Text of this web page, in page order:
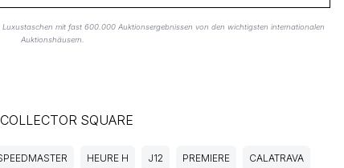
mit fast 600.000 Auktionsergebnissen von den wichtigsten internationalen
Auktionshäusern.
SQUARE
HEURE H J12 PREMIERE CALATRAVA